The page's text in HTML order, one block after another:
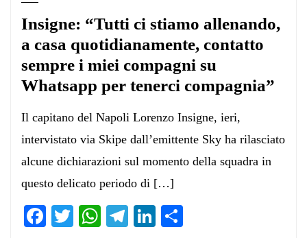
Insigne: “Tutti ci stiamo allenando,
a casa quotidianamente, contatto
sempre i miei compagni su
Whatsapp per tenerci compagnia”
Il capitano del Napoli Lorenzo Insigne, ieri,
intervistato via Skipe dall’emittente Sky ha rilasciato
alcune dichiarazioni sul momento della squadra in
questo delicato periodo di […]
Facebook
TwitterWhatsApp
Telegram
LinkedIn